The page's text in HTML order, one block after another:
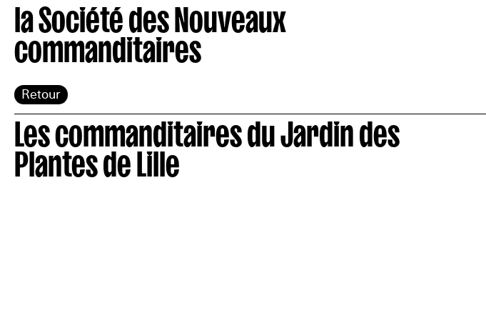
la Société des Nouveaux
commanditaires
Retour
Les commanditaires du Jardin des
Plantes de Lille